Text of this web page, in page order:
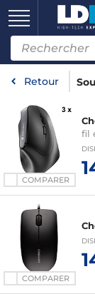
Retour
COMPARER
fil
COMPARER